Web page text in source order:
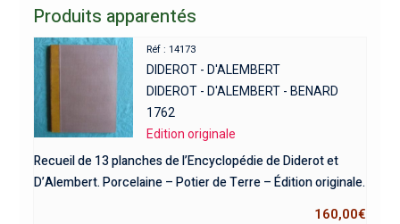
Produits apparentés
Réf : 14173
DIDEROT - D'ALEMBERT
DIDEROT - D'ALEMBERT - BENARD
1762
Edition originale
Recueil de 13 planches de l’Encyclopédie de Diderot et
D’Alembert. Porcelaine – Potier de Terre – Édition originale.
160,00€